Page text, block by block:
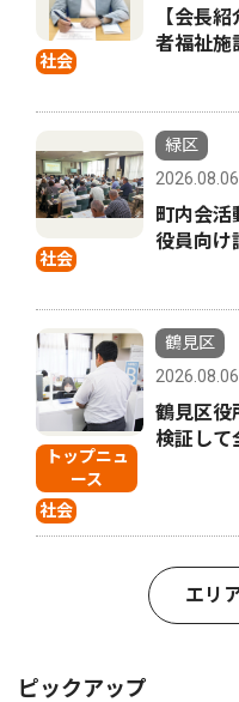
社会
【会長
者福祉
社会
緑区
2026.08.06
町内会
役員向け
トップニュ
ース
社会
鶴見区
2026.08.06
鶴見区
検証して
エリ
ピックアップ